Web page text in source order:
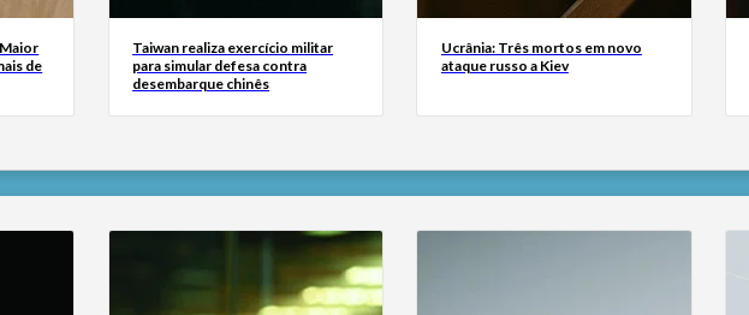
de
Taiwan realiza exercício militar
para simular defesa contra
desembarque chinês
Ucrânia: Três mortos em novo
ataque russo a Kiev